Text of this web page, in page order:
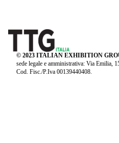
© 2023 ITALIAN EXHIBITION
sede legale e amministrativa: Via Emilia,
Cod. Fisc./P.Iva 00139440408.